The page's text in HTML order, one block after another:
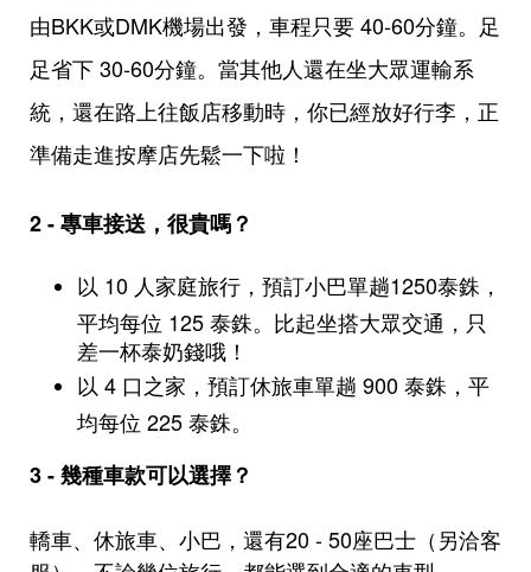
由BKK或DMK機場出發，車程只要 40-60分鐘。足
足省下 30-60分鐘。當其他人還在坐大眾運輸系
統，還在路上往飯店移動時，你已經放好行李，正
準備走進按摩店先鬆一下啦！
2 - 專車接送，很貴嗎？
以 10 人家庭旅行，預訂小巴單趟1250泰銖，
平均每位 125 泰銖。比起坐搭大眾交通，只
差一杯泰奶錢哦！
以 4 口之家，預訂休旅車單趟 900 泰銖，平
均每位 225 泰銖。
3 -幾種車款可以選擇？
轎車、休旅車、小巴，還有20 - 50座巴士（另洽客